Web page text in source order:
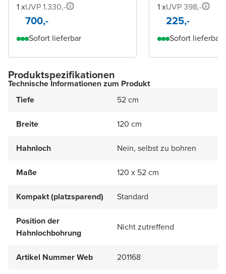
1 xUVP 1.330,-
700,-
Sofort lieferbar
1 xUVP 398,-
225,-
Sofort lieferbar
Produktspezifikationen
Technische Informationen zum Produkt
Tiefe
52 cm
Breite 120 cm
Hahnloch Nein, selbst zu bohren
Maße 120 x 52 cm
Kompakt (platzsparend) Standard
Position der
Hahnlochbohrung
Nicht zutreffend
Artikel Nummer Web 201168